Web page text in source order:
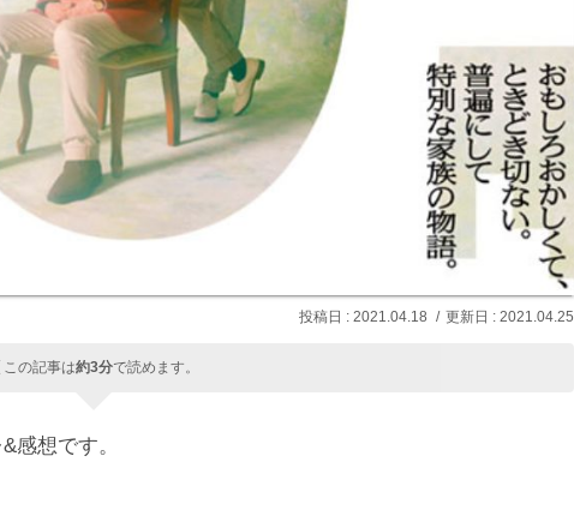
2021.04.18 2021.04.25
この記事は約3分で読めます。
感想です。